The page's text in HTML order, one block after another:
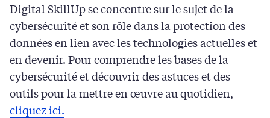
Digital SkillUp se concentre sur le sujet de la
cybersécurité et son rôle dans la protection des
données en lien avec les technologies actuelles et
en devenir. Pour comprendre les bases de la
cybersécurité et découvrir des astuces et des
outils pour la mettre en œuvre au quotidien,
cliquez ici.